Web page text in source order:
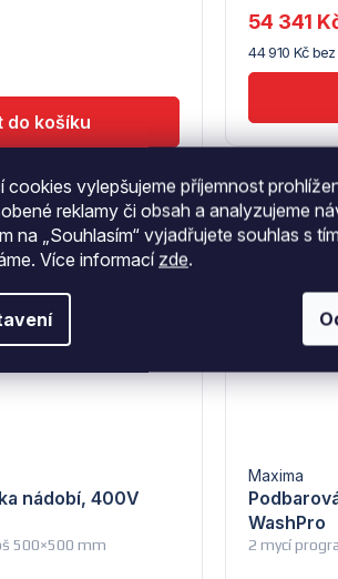
cookies vylepšujeme příjemnost
reklamy či obsah a analyzujeme
na „Souhlasím“ vyjadřujete souhlas s
Více informací zde.
dodavatele
(5)
44 910 Kč bez
54 341
Kč
500×500 mm
nádobí, 400V
Kód:
09211007
–20
2 mycí
WashPro
Maxima